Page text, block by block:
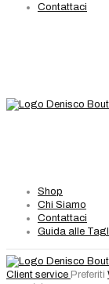
Contattaci
Shop
Chi Siamo
Contattaci
Guida alle
Client service Preferiti